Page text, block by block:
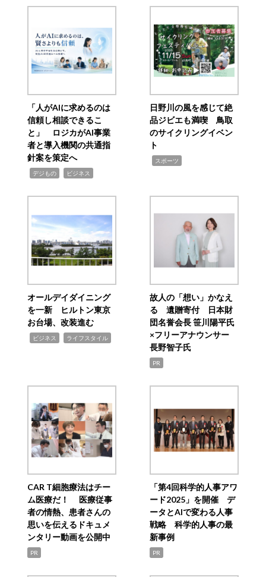
「人がAIに求めるのは
信頼し相談できるこ
と」 ロジカがAI事業
者と導入機関の共通指
針案を策定へ
デジもの ビジネス
日野川の風を感じて絶
品ジビエも満喫 鳥取
のサイクリングイベン
ト
スポーツ
オールデイダイニング
を一新 ヒルトン東京
お台場、改装進む
ビジネス ライフスタイル
故人の「想い」かなえ
る 遺贈寄付 日本財
団名誉会長 笹川陽平氏
×フリーアナウンサー
長野智子氏
PR
CAR T細胞療法はチー
ム医療だ！ 医療従事
者の情熱、患者さんの
思いを伝えるドキュメ
ンタリー動画を公開中
PR
「第4回科学的人事アワ
ード2025」を開催 デ
ータとAIで変わる人事
戦略 科学的人事の最
新事例
PR